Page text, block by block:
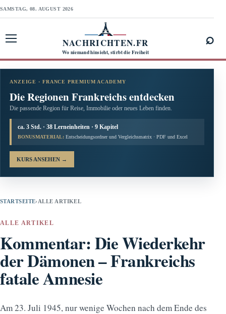
SAMSTAG, 08. AUGUST 2026
NACHRICHTEN.FR
Wo niemand hinsieht, stirbt die Freiheit
⌕
ANZEIGE · FRANCE PREMIUM ACADEMY
Die Regionen Frankreichs entdecken
Die passende Region für Reise, Immobilie oder neues Leben finden.
ca. 3 Std. · 38 Lerneinheiten · 9 Kapitel
BONUSMATERIAL: Entscheidungsordner und Vergleichsmatrix · PDF und Excel
KURS ANSEHEN →
STARTSEITE› ALLE ARTIKEL
ALLE ARTIKEL
Kommentar: Die Wiederkehr
der Dämonen – Frankreichs
fatale Amnesie
Am 23. Juli 1945, nur wenige Wochen nach dem Ende des